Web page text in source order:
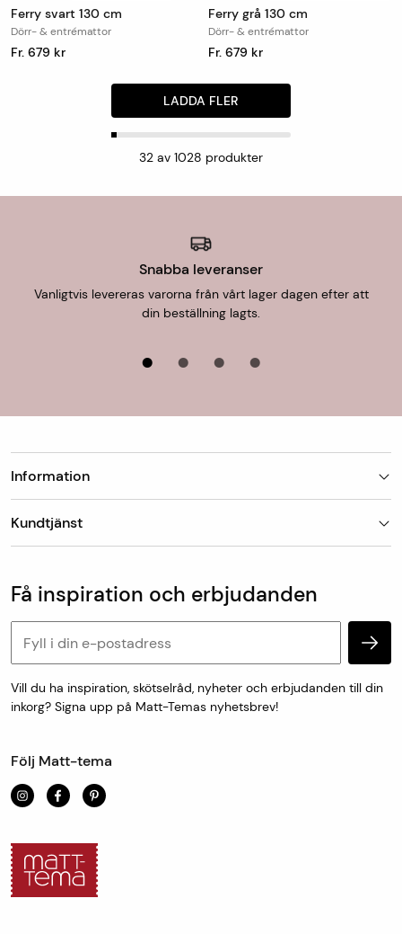
Ferry svart 130 cm
Dörr- & entrémattor
Fr. 679 kr
Ferry grå 130 cm
Dörr- & entrémattor
Fr. 679 kr
LADDA FLER
32 av 1028 produkter
Snabba leveranser
Vanligtvis levereras varorna från vårt lager dagen efter att
din beställning lagts.
Information
Om Matt-Tema
Vanliga frågor
Kundtjänst
Köp & leveransvillkor
Retur & reklamation
Personuppgifter och cookies
Få inspiration och erbjudanden
Vill du ha inspiration, skötselråd, nyheter och erbjudanden till din
inkorg? Signa upp på Matt-Temas nyhetsbrev!
Följ Matt-tema